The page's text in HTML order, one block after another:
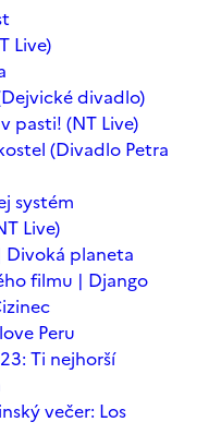
Live)
divadlo)
pasti! (NT Live)
(Divadlo Petra
systém
Live)
Divoká planeta
filmu | Django
Peru
Ti nejhorší
večer: Los